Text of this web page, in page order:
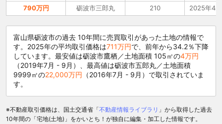
790万円
砺波市三郎丸 210 2025年4
富山県砺波市の過去 10年間に売買取引があった土地の情報で
す。2025年の平均取引価格は711万円で、前年から34.2％下降
しています。最安値は砺波市鷹栖／土地面積 105㎡の4万円
（2019年7月 - 9月）、最高値は砺波市五郎丸／土地面積
9999㎡の22,000万円 （2016年7月 - 9月）で取引されていま
す。
※不動産取引価格は、国土交通省「不動産情報ライブラリ 」から取得した過去
10年間の「宅地(土地)」をかいとち！が独自に編集・加工した情報です。